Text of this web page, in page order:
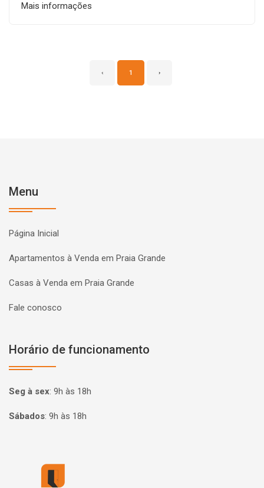
Mais informações
‹ 1 ›
Menu
Página Inicial
Apartamentos à Venda em Praia Grande
Casas à Venda em Praia Grande
Fale conosco
Horário de funcionamento
Seg à sex: 9h às 18h
Sábados: 9h às 18h